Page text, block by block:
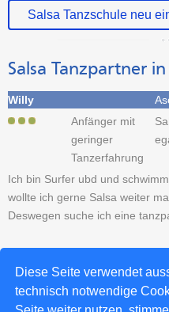
Diese Seite verwendet
technisch notwendige
Salsa Tanzschule neu
Salsa Tanzpartner
Willy
Anfänger mit
geringer
Tanzerfahrung
Ich bin Surfer ubd und
wollte ich gerne Salsa weiter
Deswegen suche ich eine
Tanzpartner-Sucheintrag